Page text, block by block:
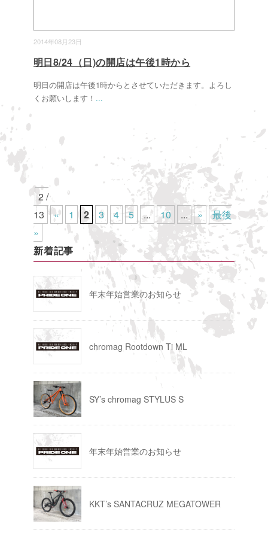
2014年08月23日
明日8/24（日)の開店は午後1時から
明日の開店は午後1時からとさせていただきます。よろし
くお願いします！ ...
2 /
13
« 1 2 3 4 5 ... 10 ... »
最後
»
新着記事
年末年始営業のお知らせ
chromag Rootdown Ti ML
SY’s chromag STYLUS S
年末年始営業のお知らせ
KKT’s SANTACRUZ MEGATOWER